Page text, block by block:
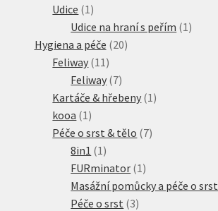
Udice 1 1
produkt
Udice na hraní s peřím 1 1
Hygiena a péče 2020
Feliway 11 11
produktů
Feliway 77
produktů
Kartáče & hřebeny 1 1
kooa 1 1
produkt
Péče o srst & tělo 77
8in1 1 1
produkt
FURminator 1 1
produkt
Masážní pomůcky a péče o srst
Péče o srst 33